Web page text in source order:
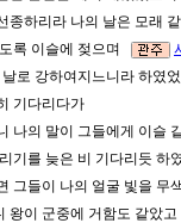
종하리라 나의 날은 모래
록 이슬에 젖으며
날로 강하여지느니라 하였
기다리다가
나의 말이 그들에게 이슬
기를 늦은 비 기다리듯
그들이 나의 얼굴 빛을
왕이 군중에 거함도 같았